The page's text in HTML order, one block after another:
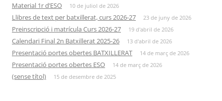
Material 1r d’ESO 10 de juliol de 2026
Llibres de text per batxillerat, curs 2026-27 23 de juny de 2026
Preinscripció i matrícula Curs 2026-27 19 d'abril de 2026
Calendari Final 2n Batxillerat 2025-26 13 d'abril de 2026
Presentació portes obertes BATXILLERAT 14 de març de 2026
Presentació portes obertes ESO 14 de març de 2026
(sense títol) 15 de desembre de 2025